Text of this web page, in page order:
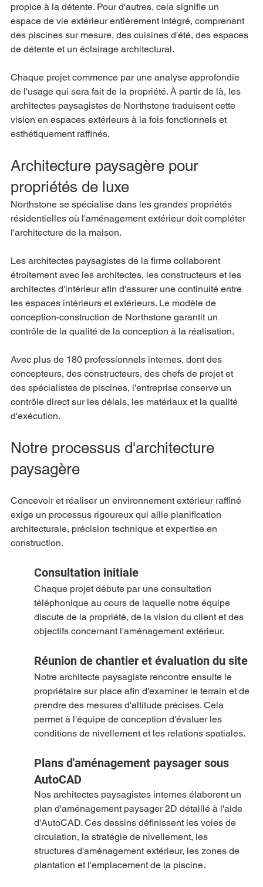
propice à la détente. Pour d'autres, cela signifie un
espace de vie extérieur entièrement intégré, comprenant
des piscines sur mesure, des cuisines d'été, des espaces
de détente et un éclairage architectural.
Chaque projet commence par une analyse approfondie
de l'usage qui sera fait de la propriété. À partir de là, les
architectes paysagistes de Northstone traduisent cette
vision en espaces extérieurs à la fois fonctionnels et
esthétiquement raffinés.
Architecture paysagère pour
propriétés de luxe
Northstone se spécialise dans les grandes propriétés
résidentielles où l'aménagement extérieur doit compléter
l'architecture de la maison.
Les architectes paysagistes de la firme collaborent
étroitement avec les architectes, les constructeurs et les
architectes d'intérieur afin d'assurer une continuité entre
les espaces intérieurs et extérieurs. Le modèle de
conception-construction de Northstone garantit un
contrôle de la qualité de la conception à la réalisation.
Avec plus de 180 professionnels internes, dont des
concepteurs, des constructeurs, des chefs de projet et
des spécialistes de piscines, l'entreprise conserve un
contrôle direct sur les délais, les matériaux et la qualité
d'exécution.
Notre processus d'architecture
paysagère
Concevoir et réaliser un environnement extérieur raffiné
exige un processus rigoureux qui allie planification
architecturale, précision technique et expertise en
construction.
Consultation initiale
Chaque projet débute par une consultation
téléphonique au cours de laquelle notre équipe
discute de la propriété, de la vision du client et des
objectifs concernant l'aménagement extérieur.
Réunion de chantier et évaluation du site
Notre architecte paysagiste rencontre ensuite le
propriétaire sur place afin d'examiner le terrain et de
prendre des mesures d'altitude précises. Cela
permet à l'équipe de conception d'évaluer les
conditions de nivellement et les relations spatiales.
Plans d'aménagement paysager sous
AutoCAD
Nos architectes paysagistes internes élaborent un
plan d'aménagement paysager 2D détaillé à l'aide
d'AutoCAD. Ces dessins définissent les voies de
circulation, la stratégie de nivellement, les
structures d'aménagement extérieur, les zones de
plantation et l'emplacement de la piscine.